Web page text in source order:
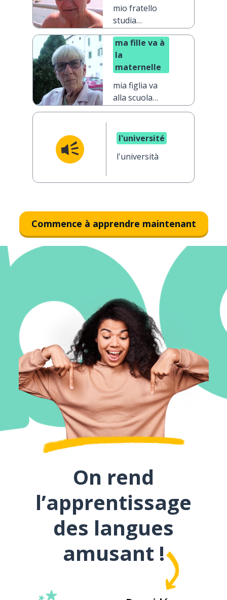
mio fratello
studia
all'università
ma fille va à
la
maternelle
mia figlia va
alla scuola
materna
l'université
l'università
Commence à apprendre maintenant
On rend
l’apprentissage
des langues
amusant !